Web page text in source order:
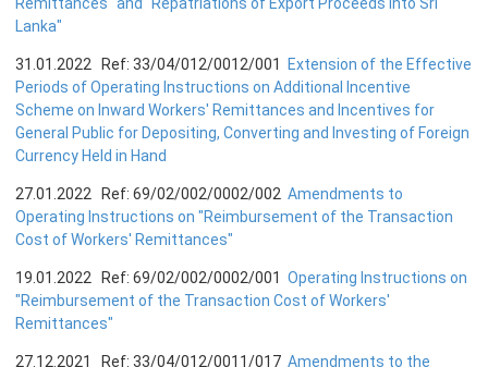
வங்கியல்லா நிதியியல் மற்றும் குத்தகைக் கம்பனிகள் துறை
நுண்பாக நிதித் துறை
அதிகாரம்பெற்ற பணத்தரகர்கள் ஒழுங்குவிதிகள்
பேரண்ட முன்மதியுடைய கண்காணிப்பு
தீர்மானம்
வைப்புக் காப்புறுதி
நிதியியல் வசதிக்குட்படுத்தல்
Lanka"
31.01.2022 Ref: 33/04/012/0012/001
Extension of the Effective
Periods of Operating Instructions on Additional Incentive
Scheme on Inward Workers' Remittances and Incentives for
General Public for Depositing, Converting and Investing of Foreign
Currency Held in Hand
27.01.2022 Ref: 69/02/002/0002/002Amendments to
Operating Instructions on "Reimbursement of the Transaction
Cost of Workers' Remittances"
19.01.2022 Ref: 69/02/002/0002/001Operating Instructions on
"Reimbursement of the Transaction Cost of Workers'
Remittances"
27.12.2021 Ref: 33/04/012/0011/017Amendments to the